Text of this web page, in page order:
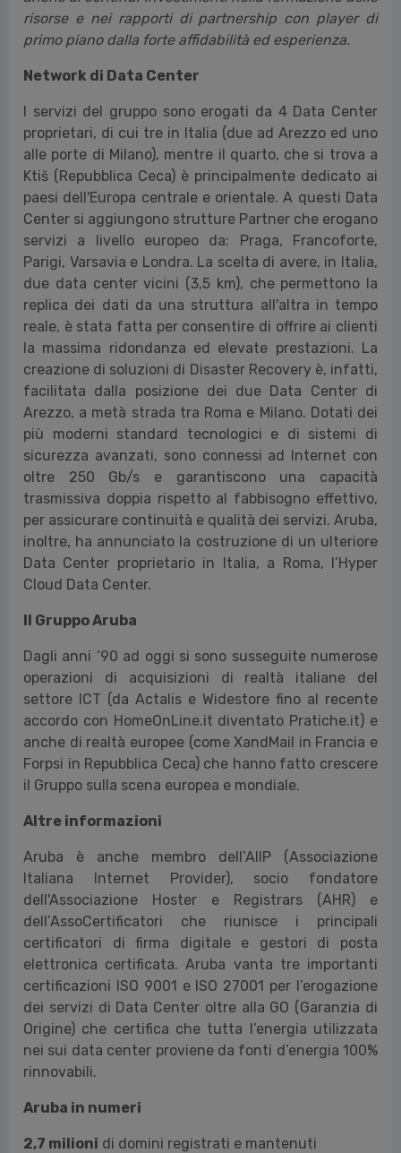
risorse e nei rapporti di partnership con player di
primo piano dalla forte affidabilità ed esperienza.
Network di Data Center
I servizi del gruppo sono erogati da 4 Data Center
proprietari, di cui tre in Italia (due ad Arezzo ed uno
alle porte di Milano), mentre il quarto, che si trova a
Ktiš (Repubblica Ceca) è principalmente dedicato ai
paesi dell'Europa centrale e orientale. A questi Data
Center si aggiungono strutture Partner che erogano
servizi a livello europeo da: Praga, Francoforte,
Parigi, Varsavia e Londra. La scelta di avere, in Italia,
due data center vicini (3,5 km), che permettono la
replica dei dati da una struttura all'altra in tempo
reale, è stata fatta per consentire di offrire ai clienti
la massima ridondanza ed elevate prestazioni. La
creazione di soluzioni di Disaster Recovery è, infatti,
facilitata dalla posizione dei due Data Center di
Arezzo, a metà strada tra Roma e Milano. Dotati dei
più moderni standard tecnologici e di sistemi di
sicurezza avanzati, sono connessi ad Internet con
oltre 250
Gb/s e garantiscono una capacità
trasmissiva doppia rispetto al fabbisogno effettivo,
per assicurare continuità e qualità dei servizi. Aruba,
inoltre, ha annunciato la costruzione di un ulteriore
Data Center proprietario in Italia, a Roma, l’Hyper
Cloud Data Center.
Il Gruppo Aruba
Dagli anni ‘90 ad oggi si sono susseguite numerose
operazioni di acquisizioni di realtà italiane del
settore ICT (da Actalis e Widestore fino al recente
accordo con HomeOnLine.it diventato Pratiche.it) e
anche di realtà europee (come XandMail in Francia e
Forpsi in Repubblica Ceca) che hanno fatto crescere
il Gruppo sulla scena europea e mondiale.
Altre informazioni
Aruba è anche membro dell’AIIP (Associazione
Italiana Internet Provider), socio fondatore
dell'Associazione Hoster e Registrars (AHR) e
dell’AssoCertificatori che riunisce i principali
certificatori di firma digitale e gestori di posta
elettronica certificata. Aruba vanta tre importanti
certificazioni ISO 9001 e ISO 27001 per l’erogazione
dei servizi di Data Center oltre alla GO (Garanzia di
Origine) che certifica che tutta l’energia utilizzata
nei sui data center proviene da fonti d’energia 100%
rinnovabili.
Aruba in numeri
2,7 milioni di domini registrati e mantenuti